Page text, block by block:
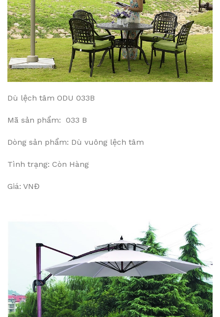
Dù lệch tâm ODU 033B
Mã sản phẩm: 033 B
Dòng sản phẩm: Dù vuông lệch tâm
Tình trạng: Còn Hàng
Giá: VNĐ